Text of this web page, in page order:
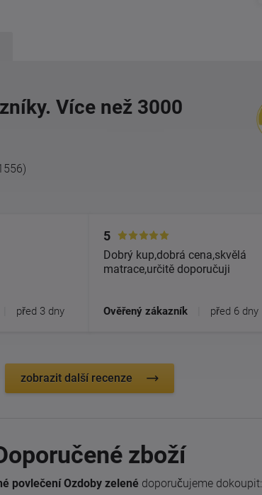
Více než 3000
před 3 dny
5
Dobrý kup,dobrá cena,skvělá
matrace,určitě doporučuji
Ověřený zákazník před 6 dny
zobrazit další recenze
zboží
povlečení Ozdoby zelené doporučujeme dokoupit: